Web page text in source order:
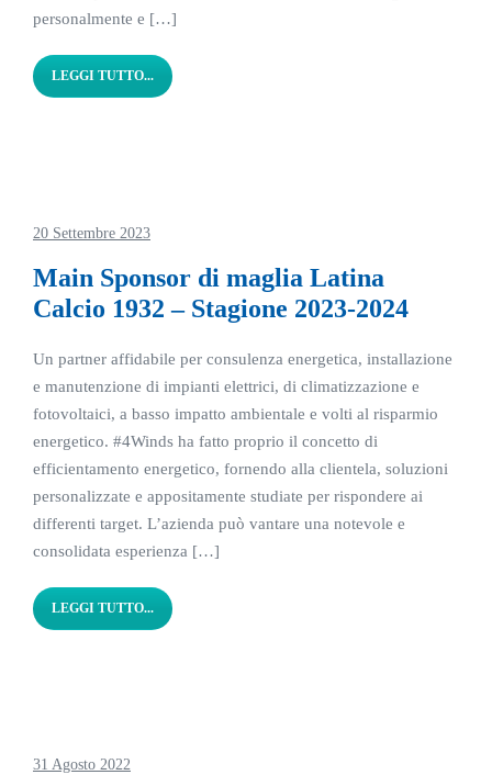
personalmente e […]
LEGGI TUTTO...
20 Settembre 2023
Main Sponsor di maglia Latina
Calcio 1932 – Stagione 2023-2024
Un partner affidabile per consulenza energetica, installazione
e manutenzione di impianti elettrici, di climatizzazione e
fotovoltaici, a basso impatto ambientale e volti al risparmio
energetico. #4Winds ha fatto proprio il concetto di
efficientamento energetico, fornendo alla clientela, soluzioni
personalizzate e appositamente studiate per rispondere ai
differenti target. L’azienda può vantare una notevole e
consolidata esperienza […]
LEGGI TUTTO...
31 Agosto 2022